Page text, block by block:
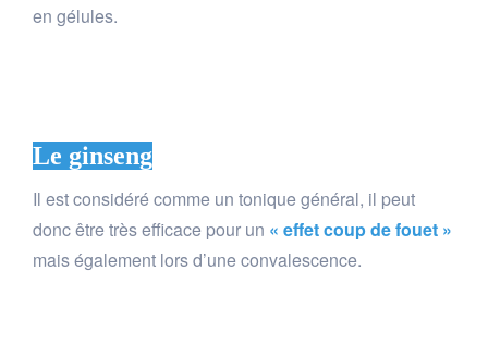
en gélules.
Le ginseng
Il est considéré comme un tonique général, il peut
donc être très efficace pour un « effet coup de fouet »
mais également lors d’une convalescence.